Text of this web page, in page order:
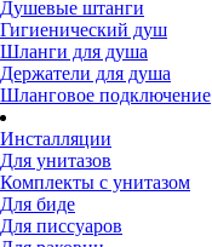
Душевые штанги
Гигиенический душ
Шланги для душа
Держатели для душа
Шланговое подключение
Инсталляции
Для унитазов
Комплекты с унитазом
Для биде
Для писсуаров